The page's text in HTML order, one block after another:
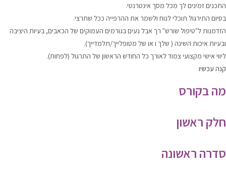
התכנים זמינים לך מכל מסך אינטרנטי.
בסיום התירגול תוכלי לנוח ולשמר את ההרפייה ככל שתרצי.
הזדמנות ל"טיפול שורש" רך אבל נעים בגורמים העמוקים של הכאבים, בעיות היציבה
ובעיות איכות השינה ( שלך ו או של מטופלייך/תלמדייך).
ליווי אישי מקצועי צמוד לאורך כל החודש הראשון של התרגול (לפחות).
קנה עכשיו
מה בקורס
חלק ראשון
סדרה ראשונה